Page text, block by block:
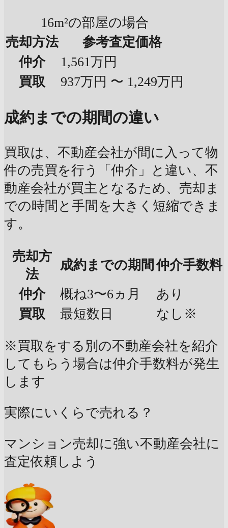
16m²の部屋の場合
売却方法
参考査定価格
仲介
1,561万円
買取
937万円 〜 1,249万円
成約までの期間の違い
買取は、不動産会社が間に入って物
件の売買を行う「仲介」と違い、不
動産会社が買主となるため、売却ま
での時間と手間を大きく短縮できま
す。
売却方
法
成約までの期間 仲介手数料
仲介
概ね3〜6ヵ月
あり
買取
最短数日 なし※
※買取をする別の不動産会社を紹介
してもらう場合は仲介手数料が発生
します
実際にいくらで売れる？
マンション売却に強い不動産会社に
査定依頼しよう